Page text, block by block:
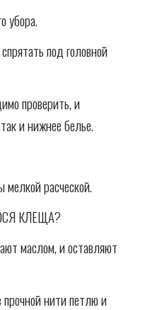
убора.
под головной
проверить, и
и нижнее белье.
мелкой расческой.
КЛЕЩА?
маслом, и оставляют
нити петлю и